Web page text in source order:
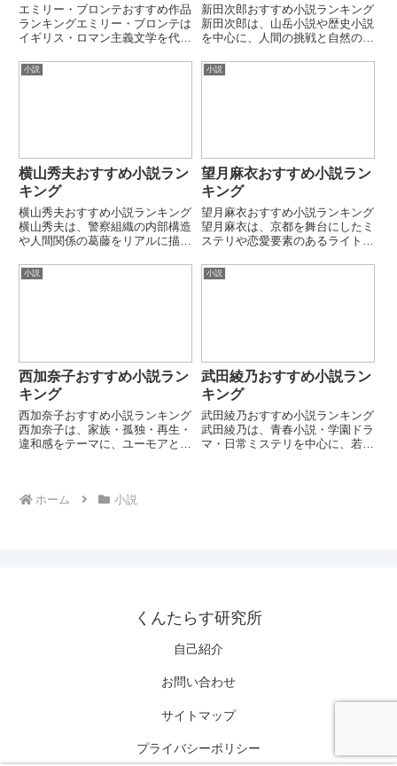
エミリー・ブロンテおすすめ作品
ランキングエミリー・ブロンテは
イギリス・ロマン主義文学を代表
作品によって強烈な文学的評価を
新田次郎おすすめ小説ランキング
新田次郎は、山岳小説や歴史小説
を中心に、人間の挑戦と自然の厳
物や登山家を題材にしながら、極
小説
横山秀夫おすすめ小説ラン
キング
横山秀夫おすすめ小説ランキング
横山秀夫は、警察組織の内部構造
や人間関係の葛藤をリアルに描く
のものよりも「組織の論理」と
「個人の正義」の衝突を描く作風
小説
望月麻衣おすすめ小説ラン
キング
望月麻衣おすすめ小説ランキング
望月麻衣は、京都を舞台にしたミ
ステリや恋愛要素のあるライト文
謎解きと人間関係、歴史ロマンや
和風ファンタジーを融合させた作
小説
西加奈子おすすめ小説ラン
キング
西加奈子おすすめ小説ランキング
西加奈子は、家族・孤独・再生・
違和感をテーマに、ユーモアと鋭
的テーマを併せ持つ作風で、幅広
小説
武田綾乃おすすめ小説ラン
キング
武田綾乃おすすめ小説ランキング
武田綾乃は、青春小説・学園ドラ
マ・日常ミステリを中心に、若者
ホーム 小説
くんたらす研究所
自己紹介
お問い合わせ
サイトマップ
プライバシーポリシー